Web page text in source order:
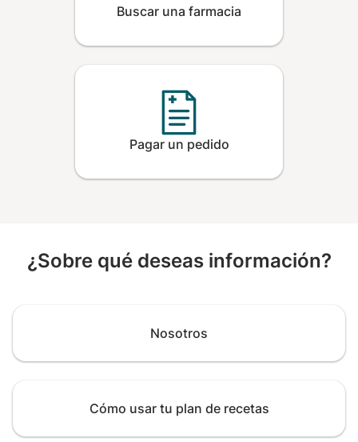
Buscar una farmacia
Pagar un pedido
¿Sobre qué deseas información?
Nosotros
Cómo usar tu plan de recetas